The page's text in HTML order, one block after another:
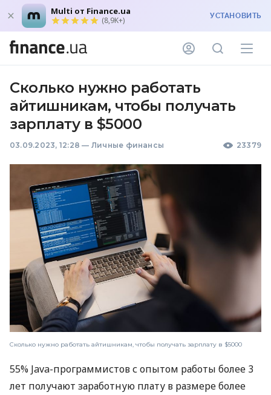
Multi от Finance.ua
(8,9K+) УСТАНОВИТЬ
Сколько нужно работать
айтишникам, чтобы получать
зарплату в $5000
03.09.2023, 12:28 — Личные финансы 23379
Сколько нужно работать айтишникам, чтобы получать зарплату в $5000
55% Java-программистов с опытом работы более 3
лет получают заработную плату в размере более